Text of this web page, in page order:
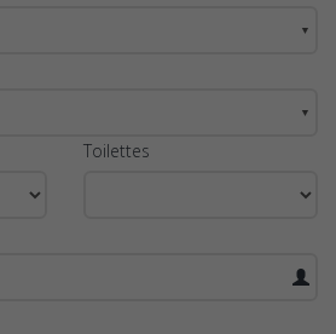
▼
▼
Toilettes